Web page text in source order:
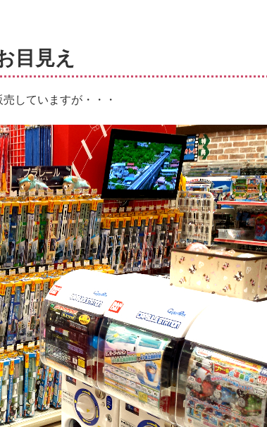
目見え
していますが・・・